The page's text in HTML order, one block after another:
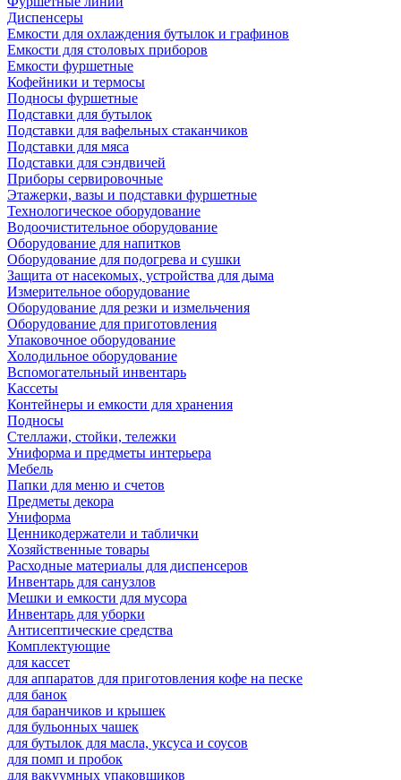
Диспенсеры
Емкости для охлаждения бутылок и графинов
Емкости для столовых приборов
Емкости фуршетные
Кофейники и термосы
Подносы фуршетные
Подставки для бутылок
Подставки для вафельных стаканчиков
Подставки для мяса
Подставки для сэндвичей
Приборы сервировочные
Этажерки, вазы и подставки фуршетные
Технологическое оборудование
Водоочистительное оборудование
Оборудование для напитков
Оборудование для подогрева и сушки
Защита от насекомых, устройства для дыма
Измерительное оборудование
Оборудование для резки и измельчения
Оборудование для приготовления
Упаковочное оборудование
Холодильное оборудование
Вспомогательный инвентарь
Кассеты
Контейнеры и емкости для хранения
Подносы
Стеллажи, стойки, тележки
Униформа и предметы интерьера
Мебель
Папки для меню и счетов
Предметы декора
Униформа
Ценникодержатели и таблички
Хозяйственные товары
Расходные материалы для диспенсеров
Инвентарь для санузлов
Мешки и емкости для мусора
Инвентарь для уборки
Антисептические средства
Комплектующие
для кассет
для аппаратов для приготовления кофе на песке
для банок
для баранчиков и крышек
для бульонных чашек
для бутылок для масла, уксуса и соусов
для помп и пробок
для вакуумных упаковщиков